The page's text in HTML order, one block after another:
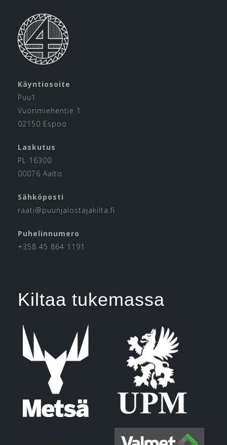
Käyntiosoite
Puu1
Vuorimiehentie 1
02150 Espoo
Laskutus
PL 16300
00076 Aalto
Sähköposti
raati@puunjalostajakilta.fi
Puhelinnumero
+358 45 864 1191
Kiltaa tukemassa